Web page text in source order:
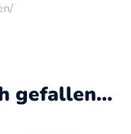
gefallen…